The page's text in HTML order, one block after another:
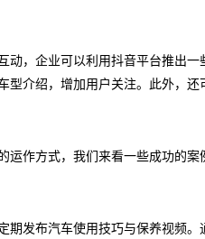
动，企业可以利用抖音平台推出
型介绍，增加用户关注。此外，还
作方式，我们来看一些成功的案
期发布汽车使用技巧与保养视频